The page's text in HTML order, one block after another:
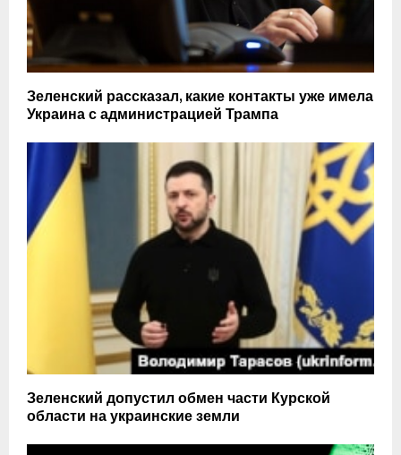
Зеленский рассказал, какие контакты уже имела
Украина с администрацией Трампа
Зеленский допустил обмен части Курской
области на украинские земли